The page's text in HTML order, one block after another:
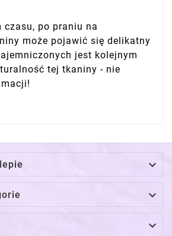
czasu, po praniu na
może pojawić się delikatny
jest kolejnym
tej tkaniny - nie


